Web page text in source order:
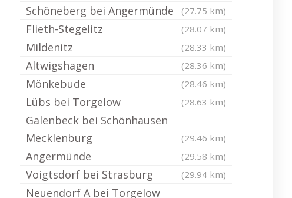
Schöneberg bei Angermünde (27.75 km)
Flieth-Stegelitz (28.07 km)
Mildenitz (28.33 km)
Altwigshagen (28.36 km)
Mönkebude (28.46 km)
Lübs bei Torgelow (28.63 km)
Galenbeck bei Schönhausen
Mecklenburg
(29.46 km)
Angermünde (29.58 km)
Voigtsdorf bei Strasburg (29.94 km)
Neuendorf A bei Torgelow